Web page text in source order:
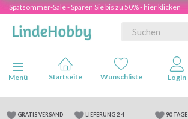
Spätsommer-Sale - Sparen Sie bis zu 50% - hier klicken
Anzeige ändern
Menü
GRATIS VERSAND
LIEFERUNG 2-4
90 TAGE